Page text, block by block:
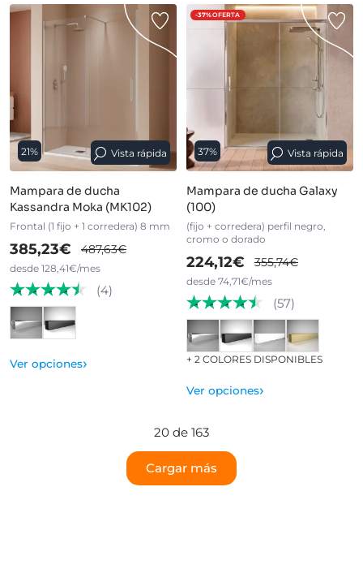
21% Vista rápida
Mampara de ducha
Kassandra Moka (MK102)
Frontal (1 fijo + 1 corredera) 8 mm
385,23€ 487,63€
desde 128,41€/mes
(4)
Ver opciones›
-37%OFERTA
37% Vista rápida
Mampara de ducha Galaxy
(100)
(fijo + corredera) perfil negro,
cromo o dorado
224,12€ 355,74€
desde 74,71€/mes
(57)
+ 2 COLORES DISPONIBLES
Ver opciones›
20 de 163
Cargar más